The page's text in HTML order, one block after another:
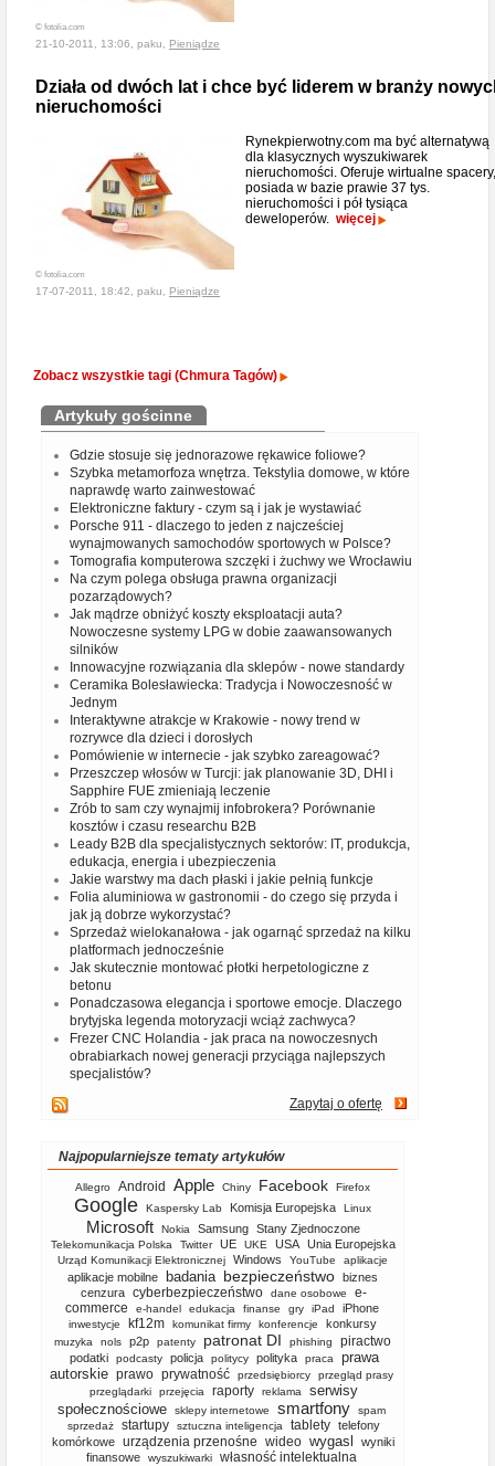
© fotolia.com
21-10-2011, 13:06, paku, Pieniądze
Działa od dwóch lat i chce być liderem w branży
nieruchomości
© fotolia.com
Rynekpierwotny.com ma być alternatywą
dla klasycznych wyszukiwarek
nieruchomości. Oferuje wirtualne spacery,
posiada w bazie prawie 37 tys.
nieruchomości i pół tysiąca
deweloperów. więcej
17-07-2011, 18:42, paku, Pieniądze
Zobacz wszystkie tagi (Chmura Tagów)
Artykuły gościnne
Gdzie stosuje się jednorazowe rękawice foliowe?
Szybka metamorfoza wnętrza. Tekstylia domowe, w które
naprawdę warto zainwestować
Elektroniczne faktury - czym są i jak je wystawiać
Porsche 911 - dlaczego to jeden z najcześciej
wynajmowanych samochodów sportowych w Polsce?
Tomografia komputerowa szczęki i żuchwy we Wrocławiu
Na czym polega obsługa prawna organizacji
pozarządowych?
Jak mądrze obniżyć koszty eksploatacji auta?
Nowoczesne systemy LPG w dobie zaawansowanych
silników
Innowacyjne rozwiązania dla sklepów - nowe standardy
Ceramika Bolesławiecka: Tradycja i Nowoczesność w
Jednym
Interaktywne atrakcje w Krakowie - nowy trend w
rozrywce dla dzieci i dorosłych
Pomówienie w internecie - jak szybko zareagować?
Przeszczep włosów w Turcji: jak planowanie 3D, DHI i
Sapphire FUE zmieniają leczenie
Zrób to sam czy wynajmij infobrokera? Porównanie
kosztów i czasu researchu B2B
Leady B2B dla specjalistycznych sektorów: IT, produkcja,
edukacja, energia i ubezpieczenia
Jakie warstwy ma dach płaski i jakie pełnią funkcje
Folia aluminiowa w gastronomii - do czego się przyda i
jak ją dobrze wykorzystać?
Sprzedaż wielokanałowa - jak ogarnąć sprzedaż na kilku
platformach jednocześnie
Jak skutecznie montować płotki herpetologiczne z
betonu
Ponadczasowa elegancja i sportowe emocje. Dlaczego
brytyjska legenda motoryzacji wciąż zachwyca?
Frezer CNC Holandia - jak praca na nowoczesnych
obrabiarkach nowej generacji przyciąga najlepszych
specjalistów?
Zapytaj o ofertę
Najpopularniejsze tematy artykułów
Allegro Android Apple Chiny Facebook Firefox
Google Kaspersky Lab Komisja Europejska Linux
Microsoft Nokia Samsung Stany Zjednoczone
Telekomunikacja Polska Twitter UE UKE USA Unia Europejska
Urząd Komunikacji Elektronicznej Windows YouTube aplikacje
aplikacje mobilne badania bezpieczeństwo biznes
cenzura cyberbezpieczeństwo dane osobowe
e-
commerce
e-handel edukacja finanse gry iPad iPhone
inwestycje kf12m komunikat firmy konferencje konkursy
muzyka nols p2p patenty patronat DI phishing piractwo
podatki podcasty policja politycy polityka praca
prawa
autorskie prawo prywatność przedsiębiorcy
przegląd prasy
przeglądarki
przejęcia raporty reklama
serwisy
społecznościowe
sklepy internetowe smartfony
spam
sprzedaż
startupy sztuczna inteligencja tablety telefony
komórkowe
urządzenia przenośne wideo wygasl
wyniki
finansowe
wyszukiwarki własność intelektualna